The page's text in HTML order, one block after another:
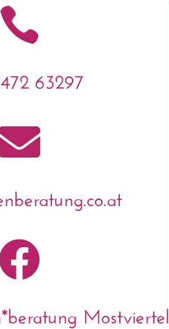

63297

Mostviertel